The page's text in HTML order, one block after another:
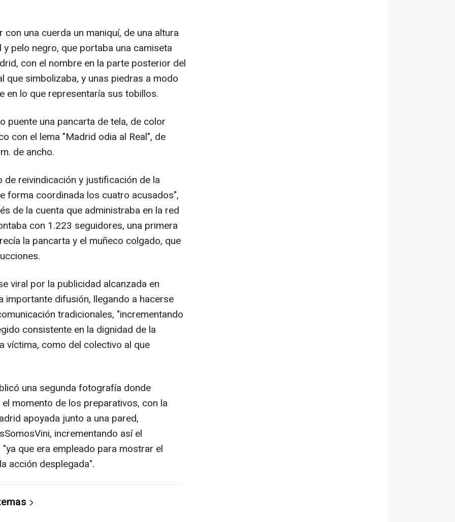
una cuerda un maniquí, de una altura
pelo negro, que portaba una camiseta
con el nombre en la parte posterior del
que simbolizaba, y unas piedras a modo
en lo que representaría sus tobillos.
puente una pancarta de tela, de color
con el lema "Madrid odia al Real", de
de ancho.
de reivindicación y justificación de la
forma coordinada los cuatro acusados",
de la cuenta que administraba en la red
con 1.223 seguidores, una primera
la pancarta y el muñeco colgado, que
viral por la publicidad alcanzada en
importante difusión, llegando a hacerse
tradicionales, "incrementando
consistente en la dignidad de la
víctima, como del colectivo al que
una segunda fotografía donde
momento de los preparativos, con la
apoyada junto a una pared,
incrementando así el
que era empleado para mostrar el
acción desplegada".